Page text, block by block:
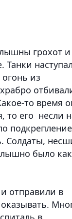
грохот и
Танки
из
то время
то его несли
Солдаты,
было как
отправили в